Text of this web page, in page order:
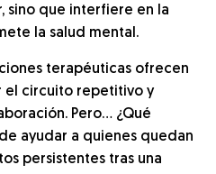
sino que interfiere en la
la salud mental.
terapéuticas ofrecen
el circuito repetitivo y
Pero… ¿Qué
ayudar a quienes quedan
persistentes tras una